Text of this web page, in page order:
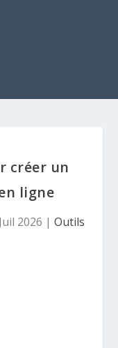
créer un
ligne
2026 | Outils